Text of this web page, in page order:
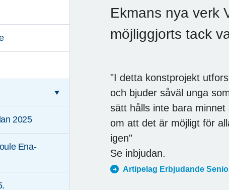
2025
Ena-
Ekmans nya verk
möjliggjorts tack
"I detta konstprojekt
och bjuder såväl unga
sätt hålls inte bara
om att det är möjligt för
igen"
Se inbjudan.
Artipelag Erbjudande